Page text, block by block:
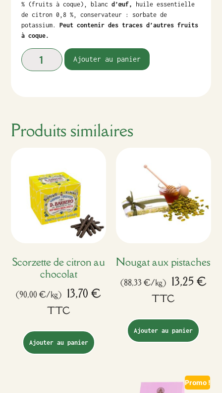
% (fruits à coque), blanc d’œuf,
huile essentielle
de citron 0,8 %, conservateur : sorbate de
potassium. Peut contenir des traces d’autres fruits
à coque.
Ajouter au panier
Produits similaires
Scorzette de citron au
chocolat
(90,00 €/kg) 13,70€
TTC
Ajouter au panier
Nougat aux pistaches
(88,33 €/kg) 13,25€
TTC
Ajouter au panier
Promo !